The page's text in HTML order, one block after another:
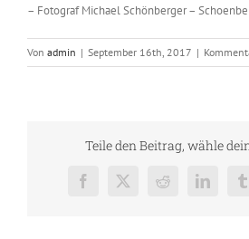
– Fotograf Michael Schönberger –
Von admin | September 16th, 2017 |
Teile den Beitrag, wähle
Facebook
X RedditLinkedIn